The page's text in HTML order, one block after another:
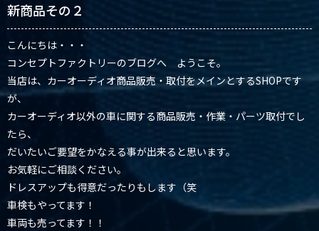
新商品その２
こんにちは・・・
コンセプトファクトリーのブログへ ようこそ。
当店は、カーオーディオ商品販売・取付をメインとするSHOPです
が、
カーオーディオ以外の車に関する商品販売・作業・パーツ取付でし
たら、
だいたいご要望をかなえる事が出来ると思います。
お気軽にご相談ください。
ドレスアップも得意だったりもします（笑
車検もやってます！
車両も売ってます！！